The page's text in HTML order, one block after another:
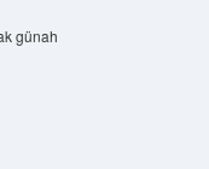
günah